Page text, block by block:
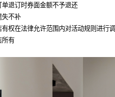
退订时券面金额不予退还
失不补
权在法律允许范围内对活动规则进行
所有